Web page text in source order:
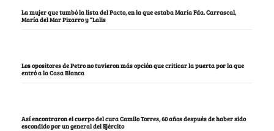
La mujer que tumbó la lista del Pacto, en la que estaba María Fda. Carrascal,
María del Mar Pizarro y “Lalis
Los opositores de Petro no tuvieron más opción que criticar la puerta por la que
entró a la Casa Blanca
Así encontraron el cuerpo del cura Camilo Torres, 60 años después de haber sido
escondido por un general del Ejército